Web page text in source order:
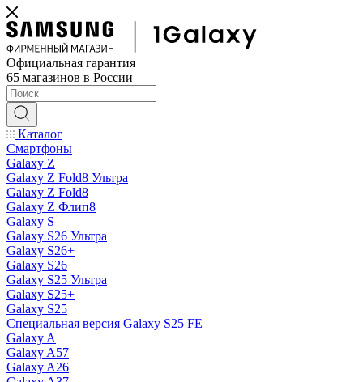
Официальная гарантия
65 магазинов в России
Каталог
Смартфоны
Galaxy Z
Galaxy Z Fold8 Ультра
Galaxy Z Fold8
Galaxy Z Флип8
Galaxy S
Galaxy S26 Ультра
Galaxy S26+
Galaxy S26
Galaxy S25 Ультра
Galaxy S25+
Galaxy S25
Специальная версия Galaxy S25 FE
Galaxy A
Galaxy A57
Galaxy A26